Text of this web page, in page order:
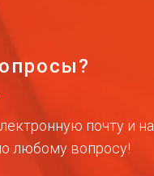
почту и
любому вопросу!